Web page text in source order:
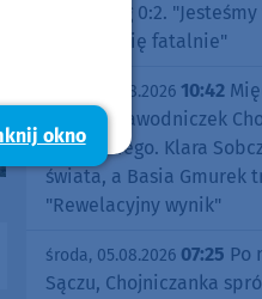
Nowy Targ 0:2.
Czujemy się fatalnie"
środa, 05.08.2026 10:42
sukcesy zawodniczek
Żeglarskiego. Klara
świata, a Basia Gmurek
"Rewelacyjny wynik"
środa, 05.08.2026 07:25 Po
Sączu, Chojniczanka
okno